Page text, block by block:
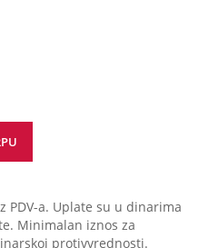
PDV-a. Uplate su u dinarima
Minimalan iznos za
protivvrednosti.